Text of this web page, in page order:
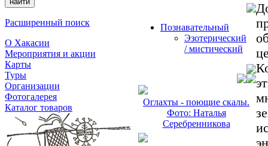
Расширенный поиск
О Хакасии
Мероприятия и акции
Карты
Туры
Организации
Фотогалерея
Каталог товаров
Познавательный
Эзотерический
/ мистический
Оглахты - поющие скалы.
Фото: Наталья
Серебренникова